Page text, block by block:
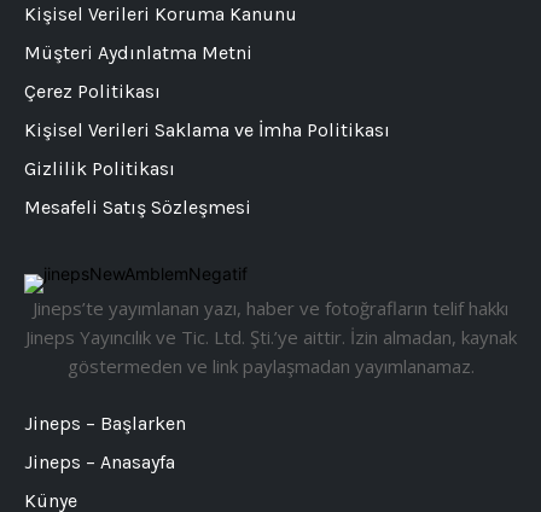
Jineps’te yayımlanan yazı, haber ve fotoğrafların telif hakkı
Jineps Yayıncılık ve Tic. Ltd. Şti.’ye aittir. İzin almadan, kaynak
göstermeden ve link paylaşmadan yayımlanamaz.
Jineps – Başlarken
Jineps – Anasayfa
Künye
Kişisel Verileri Koruma Kanunu
Müşteri Aydınlatma Metni
Çerez Politikası
Kişisel Verileri Saklama ve İmha Politikası
Gizlilik Politikası
Mesafeli Satış Sözleşmesi